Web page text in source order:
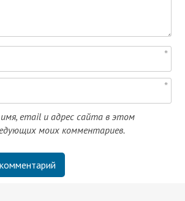
email и адрес сайта в этом
моих комментариев.